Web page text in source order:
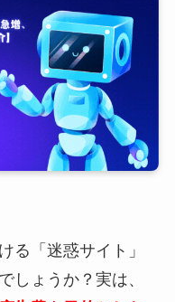
る「迷惑サイト」
しょうか？実は、